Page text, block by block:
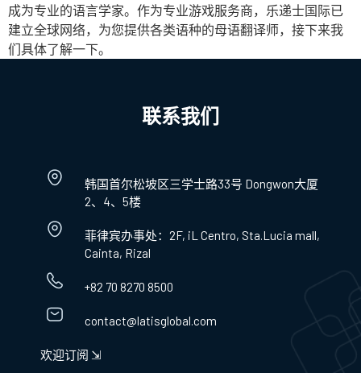
成为专业的语言学家。作为专业游戏服务商，乐递士国际已
建立全球网络，为您提供各类语种的母语翻译师，接下来我
们具体了解一下。
联系我们
韩国首尔松坡区三学士路33号 Dongwon大厦
2、4、5楼
菲律宾办事处：2F, iL Centro, Sta.Lucia mall,
Cainta, Rizal
+82 70 8270 8500
contact@latisglobal.com
欢迎订阅 ⇲